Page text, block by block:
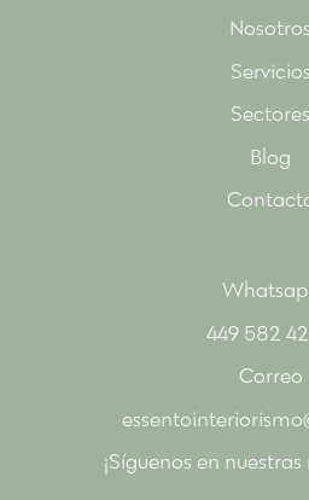
Nosotros
Servicios
Sectores
Blog
449 582
Correo
¡Síguenos en